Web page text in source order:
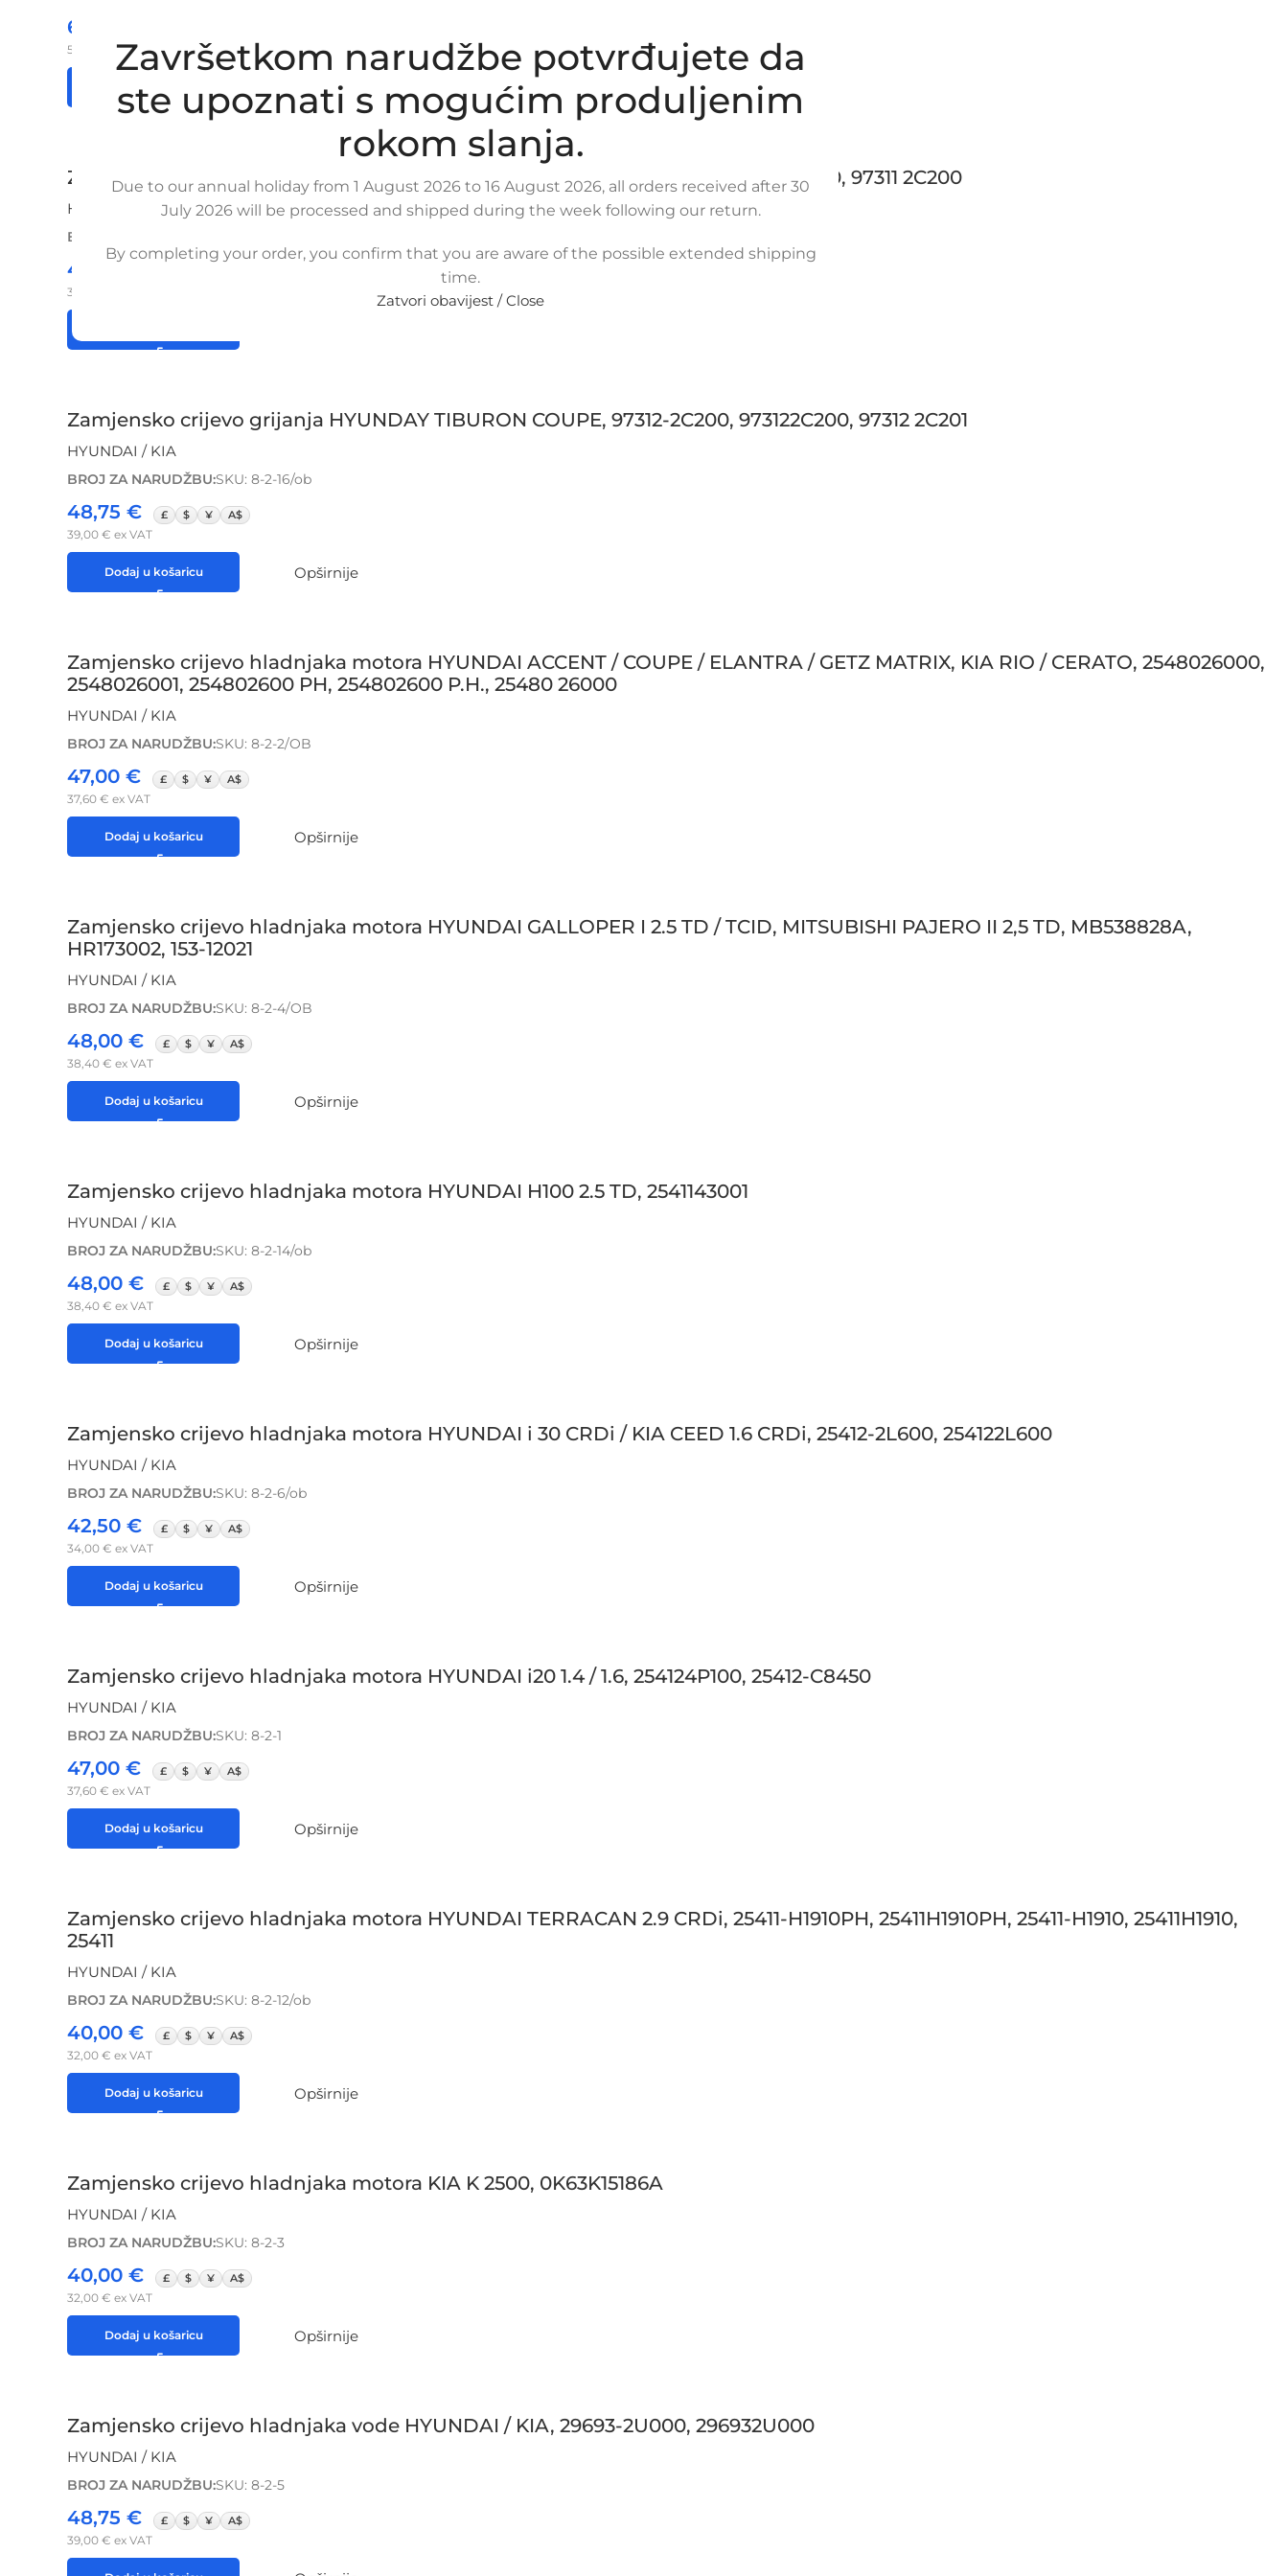
Završetkom narudžbe potvrđujete da
ste upoznati s mogućim produljenim
rokom slanja.
Due to our annual holiday from 1 August 2026 to 16 August 2026, all orders received after 30
July 2026 will be processed and shipped during the week following our return.
By completing your order, you confirm that you are aware of the possible extended shipping
time.
Zatvori obavijest / Close
66,25
53,00 ex VAT
Dodaj u košaricu Opširnije
Zamjensko crijevo grijanja HYUNDAY TIBURON COUPE, 97311-2C200, 973112C200, 97311 2C200
HYUNDAI / KIA
BROJ ZA NARUDŽBU:
48,00
38,40
Zamjensko crijevo grijanja HYUNDAY TIBURON COUPE, 97312-2C200, 973122C200, 97312 2C201
HYUNDAI / KIA
BROJ ZA NARUDŽBU:SKU: 8-2-16/ob
48,75 € £ $ ¥ A$
39,00 € ex VAT
Dodaj u košaricu Opširnije
Zamjensko crijevo hladnjaka motora HYUNDAI ACCENT / COUPE / ELANTRA / GETZ MATRIX, KIA RIO / CERATO, 2548026000,
2548026001, 254802600 PH, 254802600 P.H., 25480 26000
HYUNDAI / KIA
BROJ ZA NARUDŽBU:SKU: 8-2-2/OB
47,00 € £ $ ¥ A$
37,60 € ex VAT
Dodaj u košaricu Opširnije
Zamjensko crijevo hladnjaka motora HYUNDAI GALLOPER I 2.5 TD / TCID, MITSUBISHI PAJERO II 2,5 TD, MB538828A,
HR173002, 153-12021
HYUNDAI / KIA
BROJ ZA NARUDŽBU:SKU: 8-2-4/OB
48,00 € £ $ ¥ A$
38,40 € ex VAT
Dodaj u košaricu Opširnije
Zamjensko crijevo hladnjaka motora HYUNDAI H100 2.5 TD, 2541143001
HYUNDAI / KIA
BROJ ZA NARUDŽBU:SKU: 8-2-14/ob
48,00 € £ $ ¥ A$
38,40 € ex VAT
Dodaj u košaricu Opširnije
Zamjensko crijevo hladnjaka motora HYUNDAI i 30 CRDi / KIA CEED 1.6 CRDi, 25412-2L600, 254122L600
HYUNDAI / KIA
BROJ ZA NARUDŽBU:SKU: 8-2-6/ob
42,50 € £ $ ¥ A$
34,00 € ex VAT
Dodaj u košaricu Opširnije
Zamjensko crijevo hladnjaka motora HYUNDAI i20 1.4 / 1.6, 254124P100, 25412-C8450
HYUNDAI / KIA
BROJ ZA NARUDŽBU:SKU: 8-2-1
47,00 € £ $ ¥ A$
37,60 € ex VAT
Dodaj u košaricu Opširnije
Zamjensko crijevo hladnjaka motora HYUNDAI TERRACAN 2.9 CRDi, 25411-H1910PH, 25411H1910PH, 25411-H1910, 25411H1910,
25411
HYUNDAI / KIA
BROJ ZA NARUDŽBU:SKU: 8-2-12/ob
40,00 € £ $ ¥ A$
32,00 € ex VAT
Dodaj u košaricu Opširnije
Zamjensko crijevo hladnjaka motora KIA K 2500, 0K63K15186A
HYUNDAI / KIA
BROJ ZA NARUDŽBU:SKU: 8-2-3
40,00 € £ $ ¥ A$
32,00 € ex VAT
Dodaj u košaricu Opširnije
Zamjensko crijevo hladnjaka vode HYUNDAI / KIA, 29693-2U000, 296932U000
HYUNDAI / KIA
BROJ ZA NARUDŽBU:SKU: 8-2-5
48,75 € £ $ ¥ A$
39,00 € ex VAT